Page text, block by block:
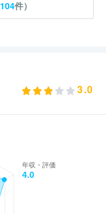
104件）
3.0
年収・評価
4.0